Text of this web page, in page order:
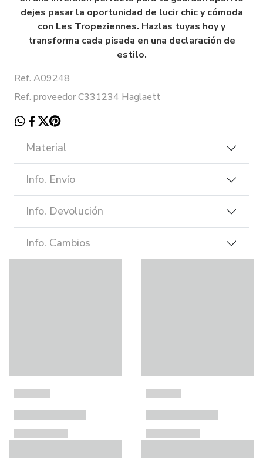
dejes pasar la oportunidad de lucir chic y cómoda
con Les Tropeziennes. Hazlas tuyas hoy y
transforma cada pisada en una declaración de
estilo.
Ref. A09248
Ref. proveedor C331234 Haglaett
Material
Info. Envío
Info. Devolución
Info. Cambios